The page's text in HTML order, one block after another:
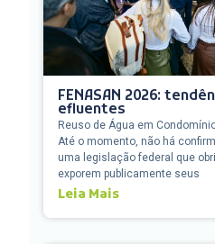
FENASAN 2026:
efluentes
Reuso de Água em
Até o momento, não há
uma legislação federal que
exporem publicamente seus
Leia Mais